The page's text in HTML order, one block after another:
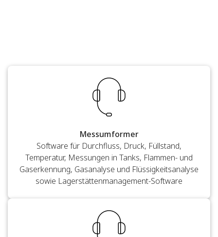
Messumformer
Software für Durchfluss, Druck, Füllstand,
Temperatur, Messungen in Tanks, Flammen- und
Gaserkennung, Gasanalyse und Flüssigkeitsanalyse
sowie Lagerstättenmanagement-Software